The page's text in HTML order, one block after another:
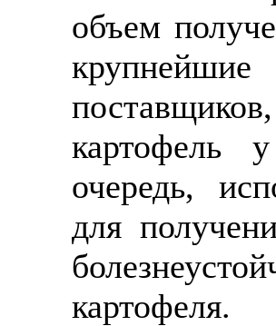
объем
картофель
очередь,
для
картофеля.